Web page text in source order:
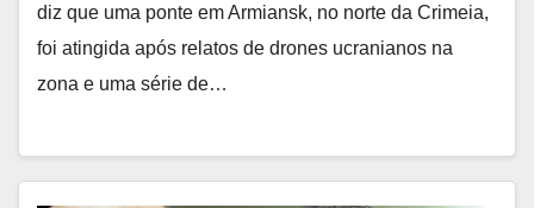
diz que uma ponte em Armiansk, no norte da Crimeia,
foi atingida após relatos de drones ucranianos na
zona e uma série de…